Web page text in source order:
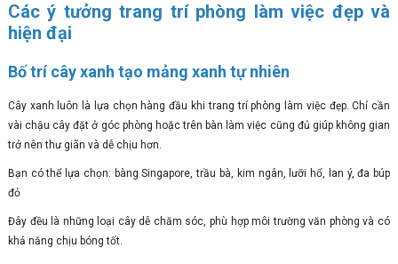
Các ý tưởng trang trí phòng làm việc đẹp và
hiện đại
Bố trí cây xanh tạo mảng xanh tự nhiên
Cây xanh luôn là lựa chọn hàng đầu khi trang trí phòng làm việc đẹp. Chỉ cần
vài chậu cây đặt ở góc phòng hoặc trên bàn làm việc cũng đủ giúp không gian
trở nên thư giãn và dễ chịu hơn.
Bạn có thể lựa chọn: bàng Singapore, trầu bà, kim ngân, lưỡi hổ, lan ý, đa búp
đỏ
Đây đều là những loại cây dễ chăm sóc, phù hợp môi trường văn phòng và có
khả năng chịu bóng tốt.